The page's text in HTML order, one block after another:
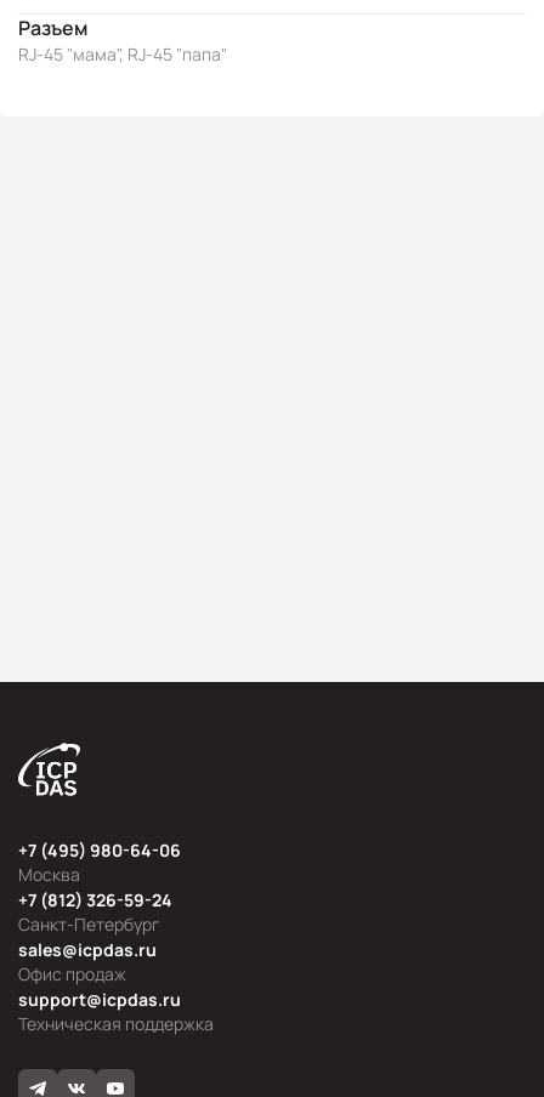
Разъем
RJ-45 "мама", RJ-45 "папа"
Москва
+7 (495) 980-64-06
Офис продаж
sales@icpdas.ru
Санкт-Петербург
+7 (812) 326-59-24
Техническая поддержка
support@icpdas.ru